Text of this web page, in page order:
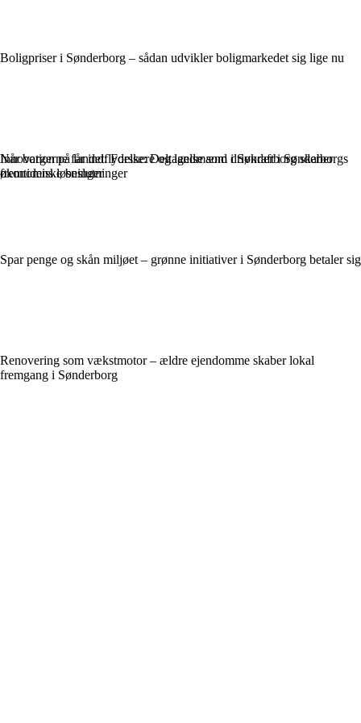
Boligpriser i Sønderborg – sådan udvikler boligmarkedet sig lige nu
Når borgerne får indflydelse: Deltagelse som drivkraft i Sønderborgs
økonomiske beslutninger
Spar penge og skån miljøet – grønne initiativer i Sønderborg betaler sig
Renovering som vækstmotor – ældre ejendomme skaber lokal
fremgang i Sønderborg
Innovation på landet: Forskere og landmænd i Sønderborg skaber
fremtidens løsninger